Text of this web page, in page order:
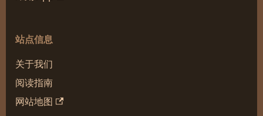
站点信息
关于我们
阅读指南
网站地图